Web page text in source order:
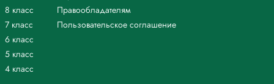
8 класс
7 класс
6 класс
5 класс
4 класс
Правообладателям
Пользовательское соглашение